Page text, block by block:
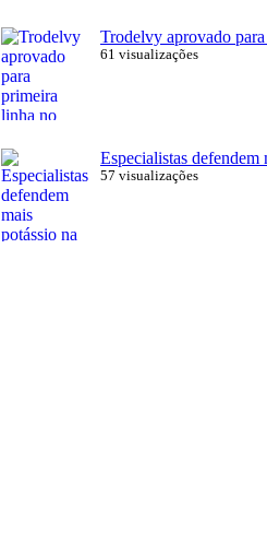
Trodelvy aprovado
61 visualizações
Especialistas defendem
57 visualizações